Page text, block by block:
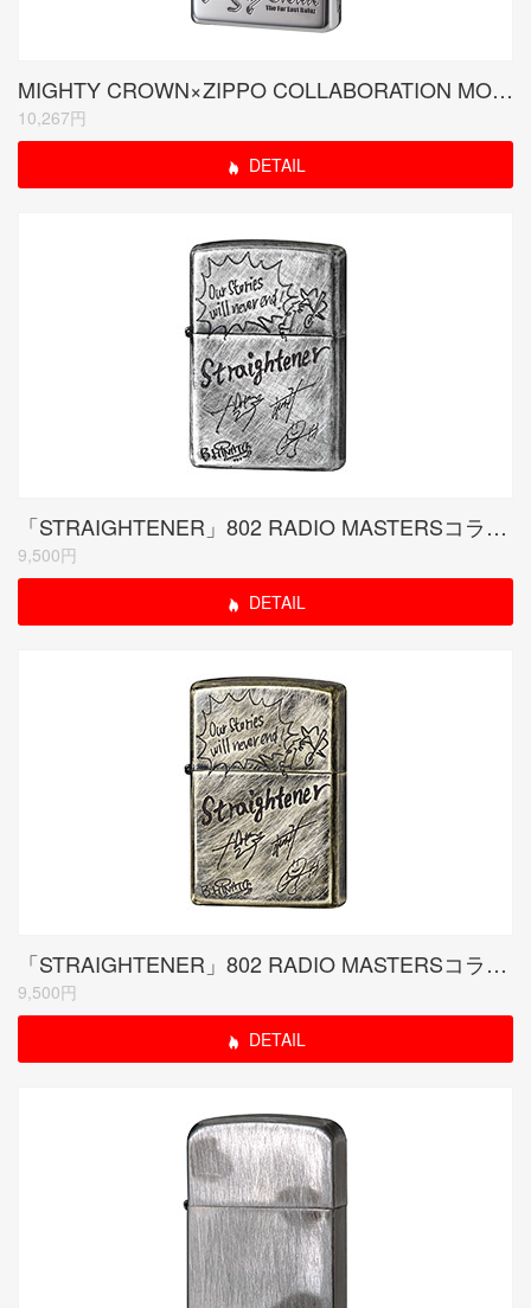
MIGHTY CROWN×ZIPPO COLLABORATION MODEL(受注生産限定品)
10,267円
DETAIL
「STRAIGHTENER」802 RADIO MASTERSコラボモデル シルバーユーズド
9,500円
DETAIL
「STRAIGHTENER」802 RADIO MASTERSコラボモデル ブラスユーズド
9,500円
DETAIL